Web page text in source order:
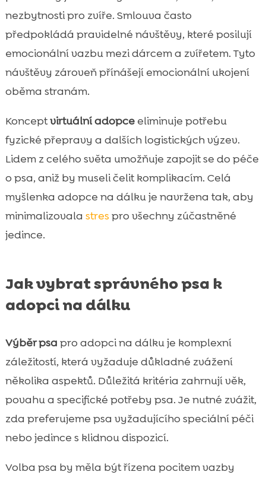
nezbytnosti pro zvíře. Smlouva často
předpokládá pravidelné návštěvy, které posilují
emocionální vazbu mezi dárcem a zvířetem. Tyto
návštěvy zároveň přínášejí emocionální ukojení
oběma stranám.
Konceptvirtuální adopceeliminuje potřebu
fyzické přepravy a dalších logistických výzev.
Lidem z celého světa umožňuje zapojit se do péče
o psa, aniž by museli čelit komplikacím. Celá
myšlenka adopce na dálku je navržena tak, aby
minimalizovala stres pro všechny zúčastněné
jedince.
Jak vybrat správného psa k
adopci na dálku
Výběr psa pro adopci na dálku je komplexní
záležitostí, která vyžaduje důkladné zvážení
několika aspektů. Důležitá kritéria zahrnují věk,
povahu a specifické potřeby psa. Je nutné zvážit,
zda preferujeme psa vyžadujícího speciální péči
nebo jedince s klidnou dispozicí.
Volba psa by měla být řízena pocitem vazby